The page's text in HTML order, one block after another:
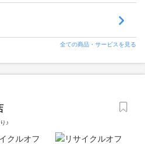
全ての商品・サービスを見る
♪